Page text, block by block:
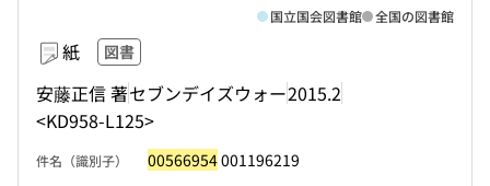
紙 図書
安藤正信 著セブンデイズウォー2015.2
<KD958-L125>
国立国会図書館 全国の図書館
件名（識別子） 00566954001196219